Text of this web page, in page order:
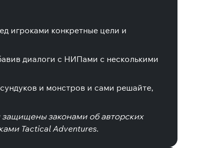
игроками конкретные цели и
диалоги с НИПами с несколькими
и монстров и сами решайте,
законами об авторских
Tactical Adventures.